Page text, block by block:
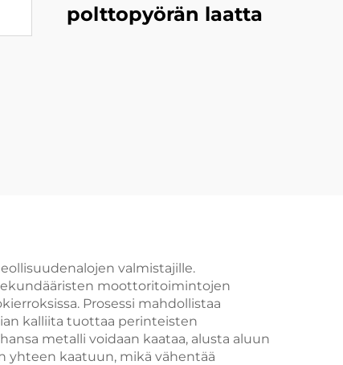
polttopyörän laatta
valmistajille.
moottoritoimintojen
Prosessi mahdollistaa
kalliita tuottaa perinteisten
metalli voidaan kaataa, alusta aluun
yhteen kaatuun, mikä vähentää